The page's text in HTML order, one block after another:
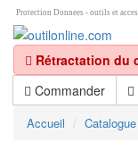
Protection Donnees - outils et
Rétractation du
Commander
Accueil Catalogue